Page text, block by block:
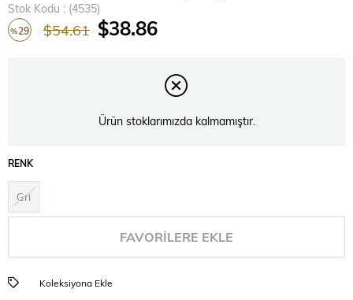
Stok Kodu
(4535)
%29 $54.61 $38.86
Ürün stoklarımızda kalmamıştır.
RENK
Gri
FAVORILERE EKLE
Koleksiyona Ekle